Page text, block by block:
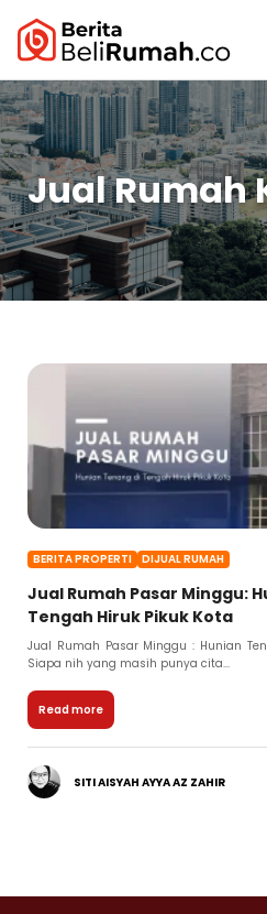
Jual Rumah
BERITA PROPERTI DIJUAL RUMAH
Jual Rumah Pasar Minggu:
Tengah Hiruk Pikuk Kota
Jual Rumah Pasar Minggu : Hunian
Siapa nih yang masih punya cita...
Read more
SITI AISYAH AYYA AZ ZAHIR